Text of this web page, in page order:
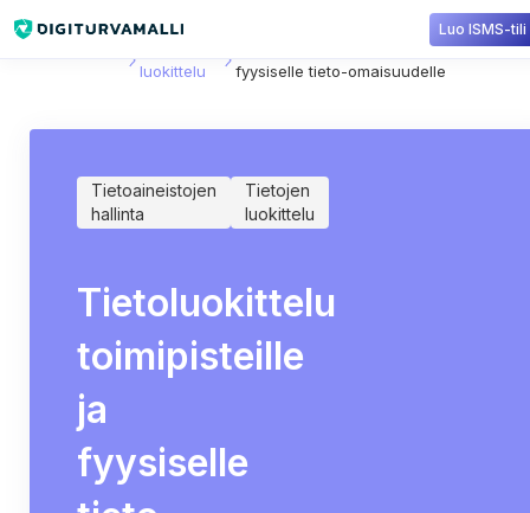
Luo ISMS-tili
luokittelu
Tietoluokittelu toimipisteille ja
fyysiselle tieto-omaisuudelle
Tietoaineistojen
hallinta
Tietojen
luokittelu
Tietoluokittelu
toimipisteille
ja
fyysiselle